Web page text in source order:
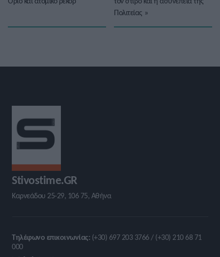
Πολιτείας »
Stivostime.GR
Καρνεάδου 25-29, 106 75, Αθήνα
Τηλέφωνο επικοινωνίας: (+30) 697 203 3766 / (+30) 210 68 71
000